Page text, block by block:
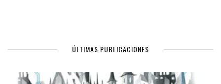
ÚLTIMAS PUBLICACIONES